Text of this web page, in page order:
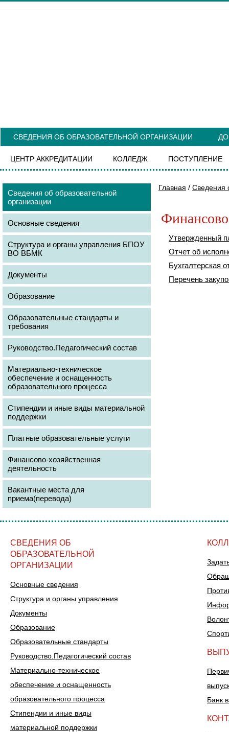
СВЕДЕНИЯ ОБ ОБРАЗОВАТЕЛЬНОЙ ОРГАНИЗАЦИИ
ЦЕНТР АККРЕДИТАЦИИ КОЛЛЕДЖ ПОСТУПЛЕНИЕ
Сведения об образовательной
организации
Основные сведения
Структура и органы управления БПОУ
ВО ВБМК
Документы
Образование
Образовательные стандарты и
требования
Руководство.Педагогический состав
Материально-техническое
обеспечение и оснащенность
образовательного процесса
Стипендии и иные виды материальной
поддержки
Платные образовательные услуги
Финансово-хозяйственная
деятельность
Вакантные места для
приема(перевода)
Главная / Сведения
Утвержденный
Отчет об
Бухгалтерская
Перечень
СВЕДЕНИЯ ОБ
ОБРАЗОВАТЕЛЬНОЙ
ОРГАНИЗАЦИИ
Основные сведения
Структура и органы управления
Документы
Образование
Образовательные стандарты
Руководство.Педагогический состав
Материально-техническое
обеспечение и оснащенность
образовательного процесса
Стипендии и иные виды
материальной поддержки
Банк